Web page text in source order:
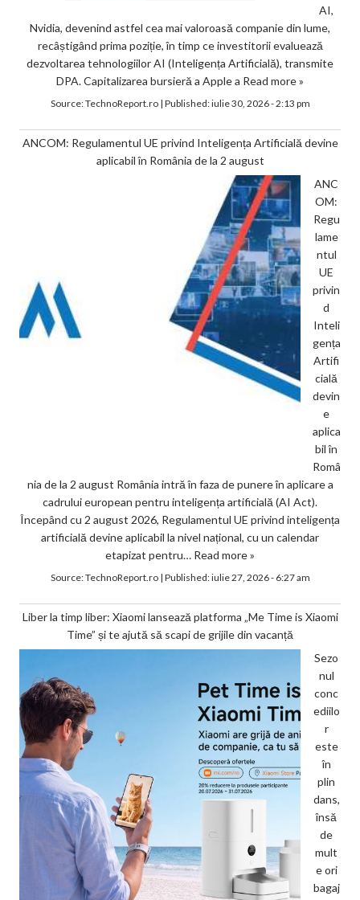
AI,
Nvidia, devenind astfel cea mai valoroasă companie din lume,
recâștigând prima poziție, în timp ce investitorii evaluează
dezvoltarea tehnologiilor AI (Inteligența Artificială), transmite
DPA. Capitalizarea bursieră a Apple a Read more »
Source:TechnoReport.ro| Published:iulie 30, 2026 - 2:13 pm
ANCOM: Regulamentul UE privind Inteligența Artificială devine
aplicabil în România de la 2 august
ANC
OM:
Regu
lame
ntul
UE
privin
d
Inteli
gența
Artifi
cială
devin
e
aplica
bil în
Româ
nia de la 2 august România intră în faza de punere în aplicare a
cadrului european pentru inteligența artificială (AI Act).
Începând cu 2 august 2026, Regulamentul UE privind inteligența
artificială devine aplicabil la nivel național, cu un calendar
etapizat pentru… Read more »
Source:TechnoReport.ro| Published:iulie 27, 2026 - 6:27 am
Liber la timp liber: Xiaomi lansează platforma „Me Time is Xiaomi
Time” și te ajută să scapi de grijile din vacanță
Sezo
nul
conc
ediilo
r
este
în
plin
dans,
însă
de
mult
e ori
bagaj